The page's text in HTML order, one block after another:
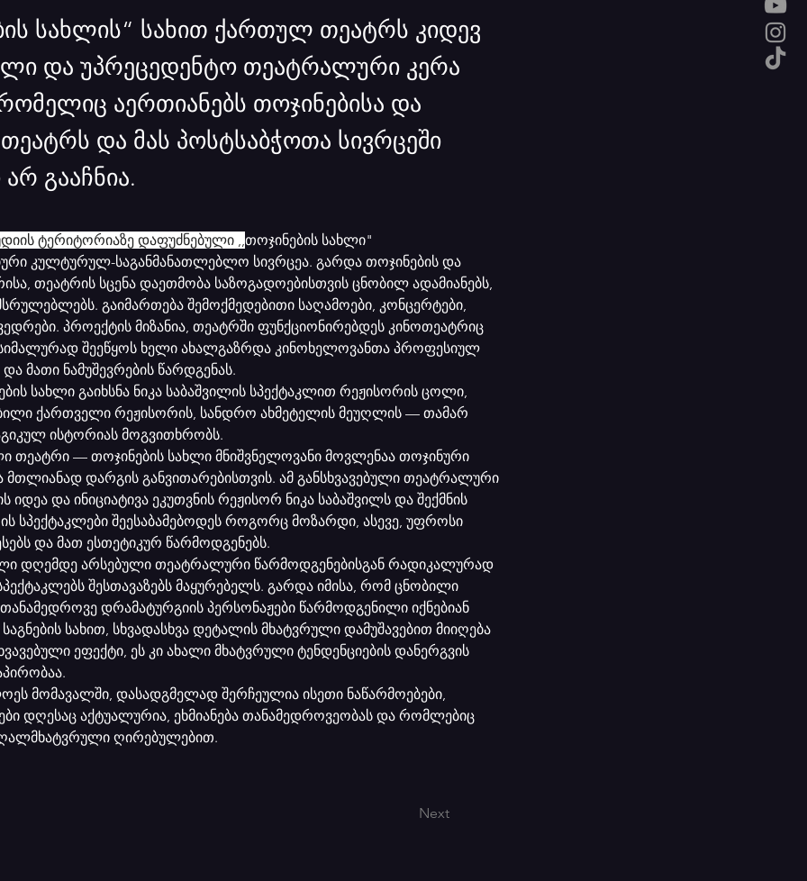
სახლის“ სახით ქართულ თეატრს კიდევ
და უპრეცედენტო თეატრალური კერა
აერთიანებს თოჯინებისა და
თეატრს და მას პოსტსაბჭოთა სივრცეში
გააჩნია.
ტერიტორიაზე დაფუძნებული ,,თოჯინების სახლი"
კულტურულ-საგანმანათლებლო სივრცეა. გარდა თოჯინების და
თეატრის სცენა დაეთმობა საზოგადოებისთვის ცნობილ ადამიანებს,
გაიმართება შემოქმედებითი საღამოები, კონცერტები,
პროექტის მიზანია, თეატრში ფუნქციონირებდეს კინოთეატრიც
შეეწყოს ხელი ახალგაზრდა კინოხელოვანთა პროფესიულ
მათი ნამუშევრების წარდგენას.
სახლი გაიხსნა ნიკა საბაშვილის სპექტაკლით რეჟისორის ცოლი,
ქართველი რეჟისორის, სანდრო ახმეტელის მეუღლის — თამარ
ისტორიას მოგვითხრობს.
თეატრი — თოჯინების სახლი მნიშვნელოვანი მოვლენაა თოჯინური
მთლიანად დარგის განვითარებისთვის. ამ განსხვავებული თეატრალური
იდეა და ინიციატივა ეკუთვნის რეჟისორ ნიკა საბაშვილს და შექმნის
სპექტაკლები შეესაბამებოდეს როგორც მოზარდი, ასევე, უფროსი
და მათ ესთეტიკურ წარმოდგენებს.
დღემდე არსებული თეატრალური წარმოდგენებისგან რადიკალურად
შესთავაზებს მაყურებელს. გარდა იმისა, რომ ცნობილი
დრამატურგიის პერსონაჟები წარმოდგენილი იქნებიან
სახით, სხვადასხვა დეტალის მხატვრული დამუშავებით მიიღება
ეფექტი, ეს კი ახალი მხატვრული ტენდენციების დანერგვის
მომავალში, დასადგმელად შერჩეულია ისეთი ნაწარმოებები,
დღესაც აქტუალურია, ეხმიანება თანამედროვეობას და რომლებიც
ღირებულებით.
Next